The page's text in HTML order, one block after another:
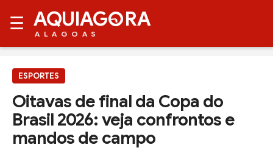
☰ AQUIAG RA
ALAGOAS
ESPORTES
Oitavas de final da Copa do
Brasil 2026: veja confrontos e
mandos de campo